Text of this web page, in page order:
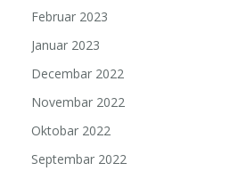
Februar 2023
Januar 2023
Decembar 2022
Novembar 2022
Oktobar 2022
Septembar 2022